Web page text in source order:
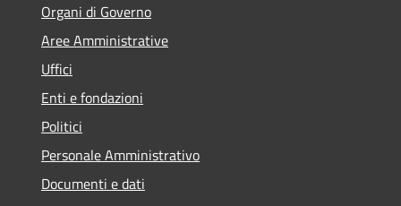
Organi di Governo
Aree Amministrative
Uffici
Enti e fondazioni
Politici
Personale Amministrativo
Documenti e dati